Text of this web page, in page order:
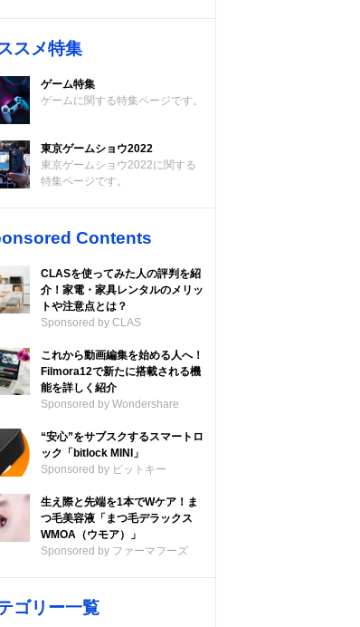
スメ特集
ゲーム特集
ゲームに関する特集ページです。
東京ゲームショウ2022
東京ゲームショウ2022に関する
特集ページです。
Contents
CLASを使ってみた人の評判を紹
介！家電・家具レンタルのメリッ
トや注意点とは？
Sponsored by CLAS
これから動画編集を始める人へ！
Filmora12で新たに搭載される機
能を詳しく紹介
Sponsored by Wondershare
“安心”をサブスクするスマートロ
ック「bitlock MINI」
Sponsored by ビットキー
生え際と先端を1本でWケア！ま
つ毛美容液「まつ毛デラックス
WMOA（ウモア）」
Sponsored by ファーマフーズ
ゴリー一覧